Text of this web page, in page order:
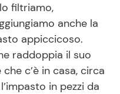
filtriamo,
anche la
appiccicoso.
raddoppia il suo
c’è in casa, circa
in pezzi da